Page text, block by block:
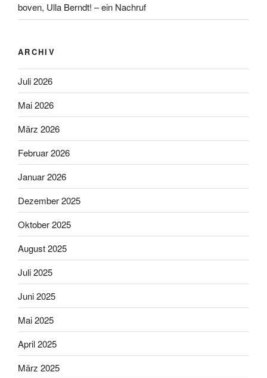
boven, Ulla Berndt! – ein Nachruf
ARCHIV
Juli 2026
Mai 2026
März 2026
Februar 2026
Januar 2026
Dezember 2025
Oktober 2025
August 2025
Juli 2025
Juni 2025
Mai 2025
April 2025
März 2025